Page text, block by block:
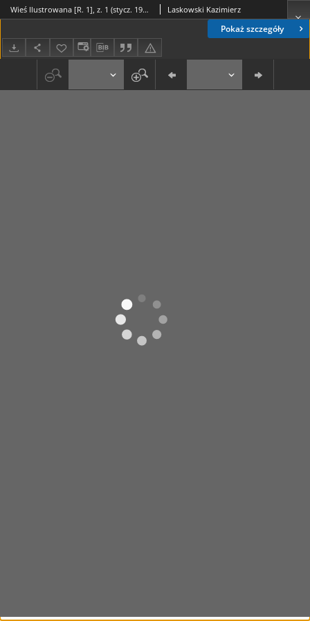
Pokaż szczegóły
Wieś Ilustrowana [R. 1], z. 1 (stycz. 1910) Laskowski Kazimierz